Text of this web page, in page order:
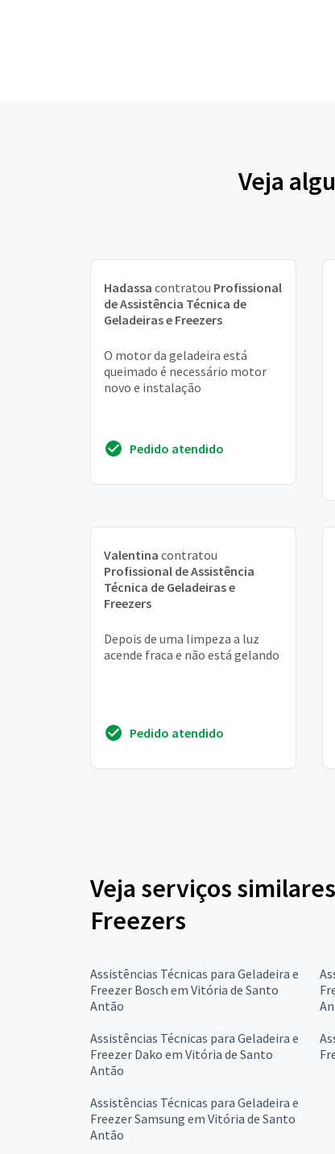
Veja
Hadassa contratou Profissional
de Assistência Técnica de
Geladeiras e Freezers
O motor da geladeira está
queimado é necessário motor
novo e instalação
Pedido atendido
Valentina contratou
Profissional de Assistência
Técnica de Geladeiras e
Freezers
Depois de uma limpeza a luz
acende fraca e não está gelando
Pedido atendido
Veja serviços
Freezers
Assistências Técnicas para Geladeira e
Freezer Bosch em Vitória de Santo
Antão
Assistências Técnicas para Geladeira e
Freezer Dako em Vitória de Santo
Antão
Assistências Técnicas para Geladeira e
Freezer Samsung em Vitória de Santo
Antão